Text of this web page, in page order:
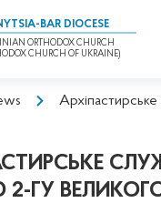
BAR DIOCESE
ORTHODOX CHURCH
CHURCH OF UKRAINE)
2-ГУ